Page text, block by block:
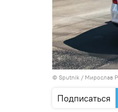
© Sputnik / Мирослав
Подписаться